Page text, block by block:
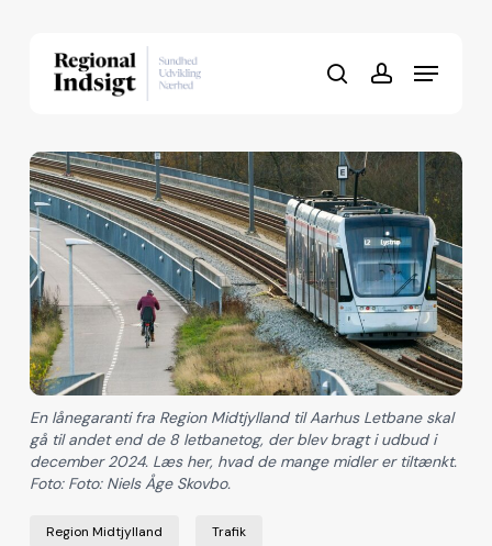
searchaccount
Menu
Region Midtjylland Trafik
En lånegaranti fra Region Midtjylland til Aarhus Letbane skal
gå til andet end de 8 letbanetog, der blev bragt i udbud i
december 2024. Læs her, hvad de mange midler er tiltænkt.
Foto: Foto: Niels Åge Skovbo.
Close